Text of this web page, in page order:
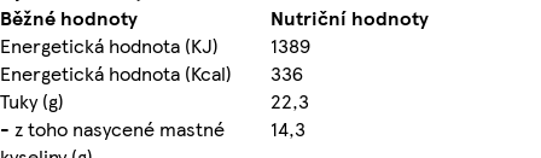
Běžné hodnoty
Nutriční hodnoty
Energetická hodnota (KJ)
1389
Energetická hodnota (Kcal)
336
Tuky (g)
22,3
- z toho nasycené mastné
14,3